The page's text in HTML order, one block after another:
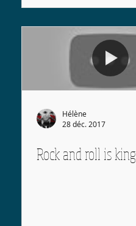
Hélène
28 déc. 2017
Rock and roll is king